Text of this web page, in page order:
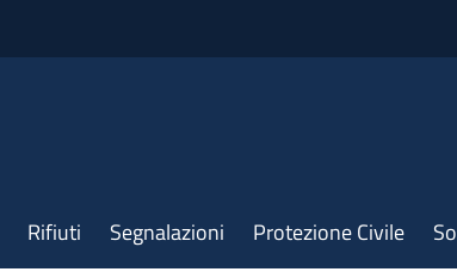
Rifiuti Segnalazioni Protezione Civile